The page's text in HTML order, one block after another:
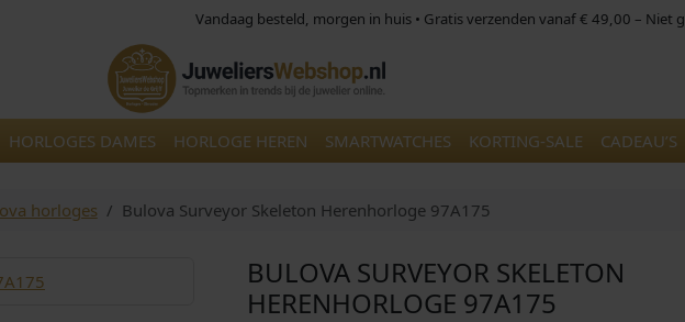
Vandaag besteld, morgen in huis • Gratis verzenden vanaf € 49,00 – Niet
HORLOGES DAMES HORLOGE HEREN SMARTWATCHES KORTING-SALE CADEAU’S
horloges Bulova Surveyor Skeleton Herenhorloge 97A175
BULOVA SURVEYOR SKELETON
HERENHORLOGE 97A175